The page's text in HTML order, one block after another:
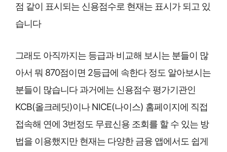
점 같이 표시되는 신용점수로 현재는 표시가 되고 있
습니다
그래도 아직까지는 등급과 비교해 보시는 분들이 많
아서 뭐 870점이면 2등급에 속한다 정도 알아보시는
분들이 많습니다 과거에는 신용점수 평가기관인
KCB(올크레딧)이나 NICE(나이스) 홈페이지에 직접
접속해 연에 3번정도 무료신용 조회를 할 수 있는 방
법을 이용했지만 현재는 다양한 금융 앱에서도 쉽게